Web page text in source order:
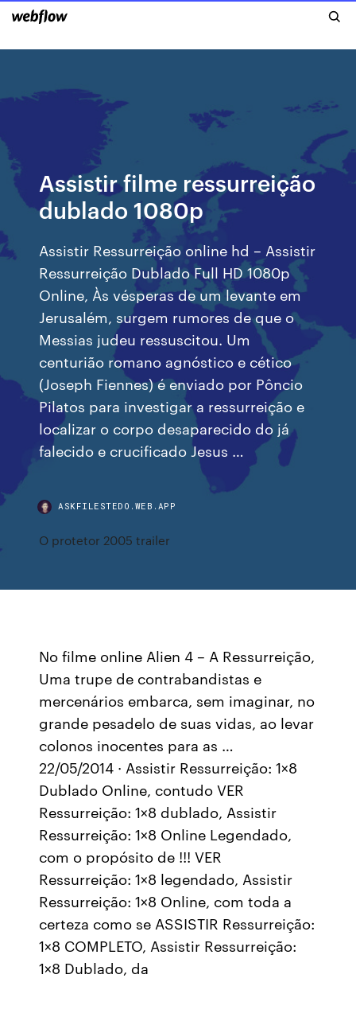
Assistir filme ressurreição
dublado 1080p
Assistir Ressurreição online hd – Assistir
Ressurreição Dublado Full HD 1080p
Online, Às vésperas de um levante em
Jerusalém, surgem rumores de que o
Messias judeu ressuscitou. Um
centurião romano agnóstico e cético
(Joseph Fiennes) é enviado por Pôncio
Pilatos para investigar a ressurreição e
localizar o corpo desaparecido do já
falecido e crucificado Jesus …
ASKFILESTEDO.WEB.APP
O protetor 2005 trailer
No filme online Alien 4 – A Ressurreição,
Uma trupe de contrabandistas e
mercenários embarca, sem imaginar, no
grande pesadelo de suas vidas, ao levar
colonos inocentes para as …
22/05/2014 · Assistir Ressurreição: 1×8
Dublado Online, contudo VER
Ressurreição: 1×8 dublado, Assistir
Ressurreição: 1×8 Online Legendado,
com o propósito de !!! VER
Ressurreição: 1×8 legendado, Assistir
Ressurreição: 1×8 Online, com toda a
certeza como se ASSISTIR Ressurreição:
1×8 COMPLETO, Assistir Ressurreição:
1×8 Dublado, da